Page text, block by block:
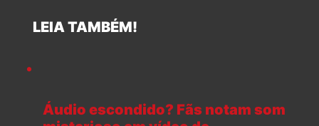
LEIA TAMBÉM!
Áudio escondido? Fãs notam som